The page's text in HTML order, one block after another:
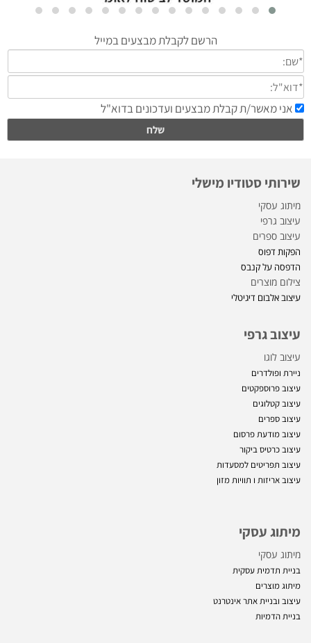
שירותי סטודיו מישלי
מיתוג עסקי
עיצוב גרפי
עיצוב ספרים
הפקות דפוס
הדפסה על קנבס
צילום מוצרים
עיצוב אלבום דיגיטלי
עיצוב גרפי
עיצוב לוגו
ניירת ופולדרים
עיצוב פרוספקטים
עיצוב קטלוגים
עיצוב ספרים
עיצוב מודעת פרסום
עיצוב כרטיס ביקור
עיצוב תפריטים למסעדות
עיצוב אריזות ו תוויות מזון
מיתוג עסקי
מיתוג עסקי
בניית תדמית עסקית
מיתוג מוצרים
עיצוב ובניית אתר אינטרנט
בניית הדמיות